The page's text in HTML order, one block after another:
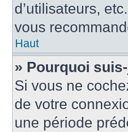
d’utilisateurs,
vous
Haut
» Pourquoi
Si vous ne
de votre
une période